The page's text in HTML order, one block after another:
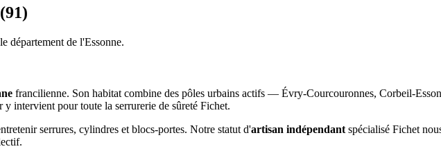
département de l'Essonne.
francilienne. Son habitat combine des pôles urbains actifs — Évry-Courcouronnes, Corbeil-
intervient pour toute la serrurerie de sûreté Fichet.
serrures, cylindres et blocs-portes. Notre statut d'artisan indépendant spécialisé Fichet